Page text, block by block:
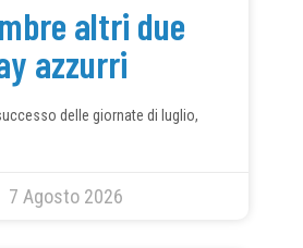
altri due
azzurri
delle giornate di luglio,
7 Agosto 2026